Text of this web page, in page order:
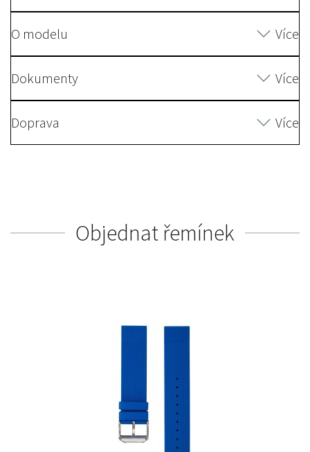
O modelu Více
Dokumenty Více
Doprava Více
Objednat řemínek